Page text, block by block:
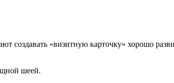
создавать «визитную карточку» хорошо
шеей.